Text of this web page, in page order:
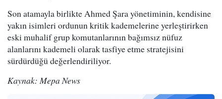
Son atamayla birlikte Ahmed Şara yönetiminin, kendisine
yakın isimleri ordunun kritik kademelerine yerleştirirken
eski muhalif grup komutanlarının bağımsız nüfuz
alanlarını kademeli olarak tasfiye etme stratejisini
sürdürdüğü değerlendiriliyor.
Kaynak: Mepa News